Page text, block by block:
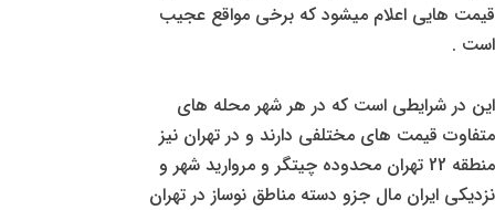
قیمت هایی اعلام میشود که برخی مواقع عجیب
است .
این در شرایطی است که در هر شهر محله های
متفاوت قیمت های مختلفی دارند و در تهران نیز
منطقه 22 تهران محدوده چیتگر و مروارید شهر و
نزدیکی ایران مال جزو دسته مناطق نوساز در تهران